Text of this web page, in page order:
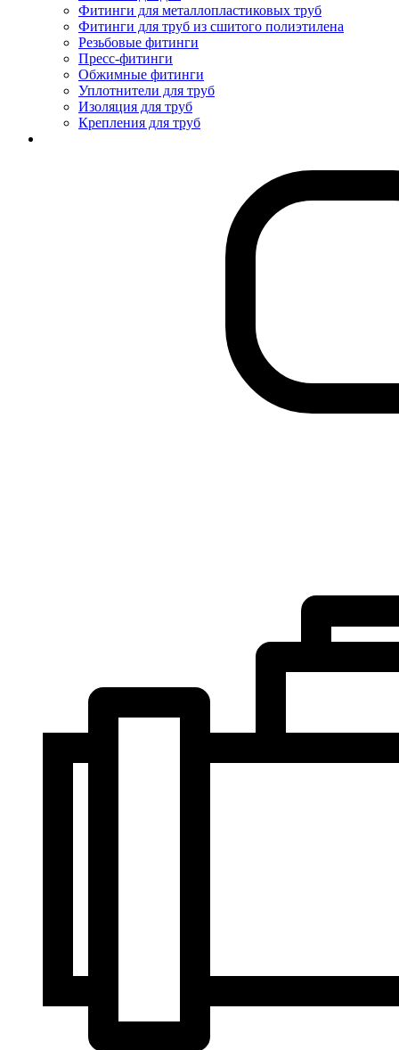
Фитинги для металлопластиковых труб
Фитинги для труб из сшитого полиэтилена
Резьбовые фитинги
Пресс-фитинги
Обжимные фитинги
Уплотнители для труб
Изоляция для труб
Крепления для труб